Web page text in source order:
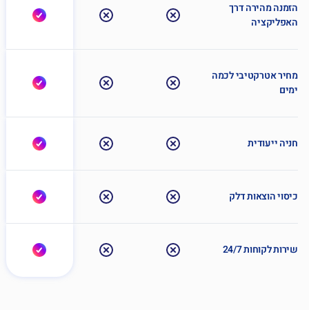
מהירה דרך
אטרקטיבי לכמה
ייעודית
הוצאות דלק
לקוחות 24/7